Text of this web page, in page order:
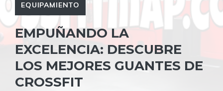
EQUIPAMIENTO
EMPUÑANDO LA
EXCELENCIA: DESCUBRE
LOS MEJORES GUANTES DE
CROSSFIT